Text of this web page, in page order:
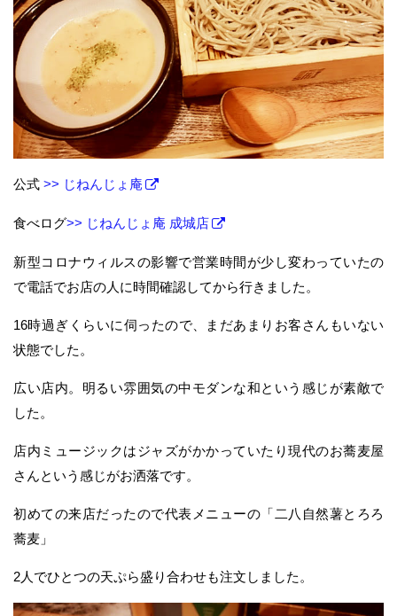
公式 >> じねんじょ庵
食べログ>> じねんじょ庵 成城店
新型コロナウィルスの影響で営業時間が少し変わっていたの
で電話でお店の人に時間確認してから行きました。
16時過ぎくらいに伺ったので、まだあまりお客さんもいない
状態でした。
広い店内。明るい雰囲気の中モダンな和という感じが素敵で
した。
店内ミュージックはジャズがかかっていたり現代のお蕎麦屋
さんという感じがお洒落です。
初めての来店だったので代表メニューの「二八自然薯とろろ
蕎麦」
2人でひとつの天ぷら盛り合わせも注文しました。